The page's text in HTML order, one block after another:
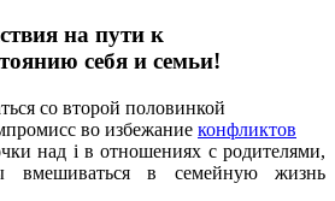
на пути к
себя и семьи!
со второй половинкой
во избежание конфликтов
над i в отношениях с родителями,
в семейную жизнь